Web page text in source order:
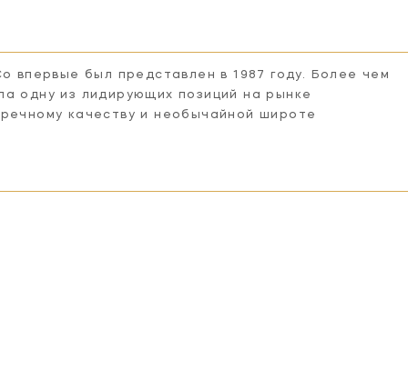
впервые был представлен в 1987 году. Более чем
одну из лидирующих позиций на рынке
качеству и необычайной широте